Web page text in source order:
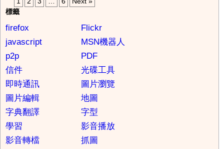
標籤
firefox
Flickr
javascript
MSN機器人
p2p
PDF
信件
光碟工具
即時通訊
圖片瀏覽
圖片編輯
地圖
字典翻譯
字型
學習
影音播放
影音轉檔
抓圖